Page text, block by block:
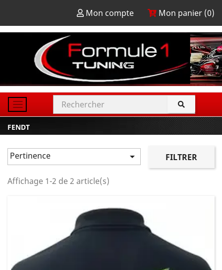
Mon compte Mon panier (0)
FENDT
Pertinence  FILTRER
Affichage 1-2 de 2 article(s)